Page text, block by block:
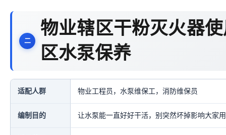
物业辖区干粉灭火器
区水泵保养
适配人群 物业工程员，水泵维保工，消防维保员
编制目的 让水泵能一直好好干活，别突然坏掉影响大家